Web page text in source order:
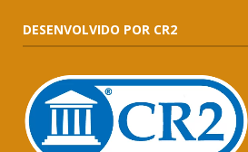
DESENVOLVIDO POR CR2